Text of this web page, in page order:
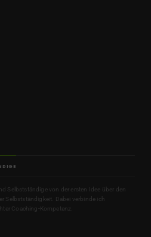
Selbstständige von der ersten Idee über den
Selbstständigkeit. Dabei verbinde ich
Coaching-Kompetenz.